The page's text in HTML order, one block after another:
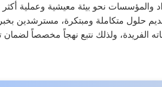
والمؤسسات نحو بيئة معيشية وعملية
حلول متكاملة ومبتكرة، مسترشدين
الفريدة، ولذلك نتبع نهجاً مخصصاً